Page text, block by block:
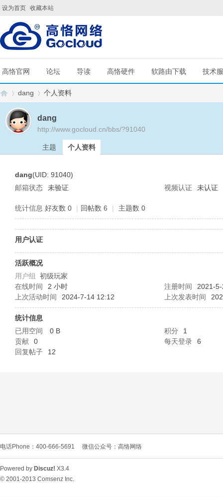
设为首页 收藏本站
高恪官网 论坛 导读 高恪硬件 软路由下载 技术
L
dang 个人资料
dang
http://www.gocloud.cn/bbs/?91040
主题 个人资料
dang(UID: 91040)
邮箱状态
未验证 视频认证 未认证
统计信息 好友数 0 | 回帖数 6 | 主题数 0
用户认证
活跃概况
用户组 初级玩家
在线时间
2 小时 注册时间
2021-
上次活动时间
2024-7-14 12:12 上次发表时间
统计信息
已用空间
0 B 积分
1
贡献
0 每天登录
6
回复帖子
12
电话Phone：400-666-5691 微信公众号：高恪网络
Powered by Discuz! X3.4
© 2001-2013 Comsenz Inc.